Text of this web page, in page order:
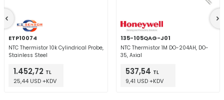
ETP10074
NTC Thermistor 10k Cylindrical Probe,
Stainless Steel
1.452,72 TL
25,44 USD +KDV
135-105QAG-J01
NTC Thermistor 1M DO-204AH, DO-
35, Axial
537,54 TL
9,41 USD +KDV